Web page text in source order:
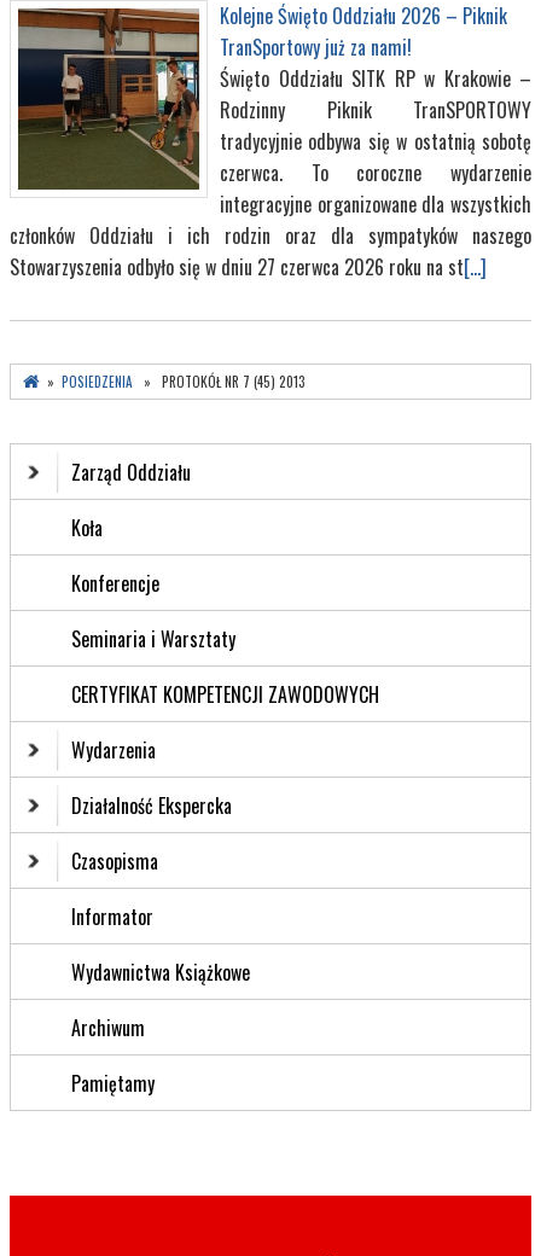
Kolejne Święto Oddziału 2026 – Piknik
TranSportowy już za nami!
Święto Oddziału SITK RP w Krakowie –
Rodzinny Piknik TranSPORTOWY
tradycyjnie odbywa się w ostatnią sobotę
czerwca. To coroczne wydarzenie
integracyjne organizowane dla wszystkich
członków Oddziału i ich rodzin oraz dla sympatyków naszego
Stowarzyszenia odbyło się w dniu 27 czerwca 2026 roku na st[...]
» POSIEDZENIA » PROTOKÓŁ NR 7 (45) 2013
Zarząd Oddziału
Koła
Konferencje
Seminaria i Warsztaty
CERTYFIKAT KOMPETENCJI ZAWODOWYCH
Wydarzenia
Działalność Ekspercka
Czasopisma
Informator
Wydawnictwa Książkowe
Archiwum
Pamiętamy